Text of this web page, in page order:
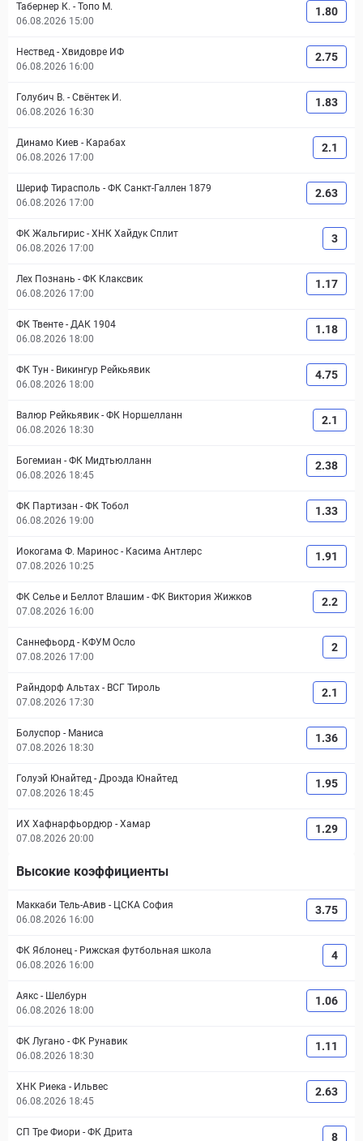
Табернер К. - Топо М.
06.08.2026 15:00
1.80
Нествед - Хвидовре ИФ
06.08.2026 16:00
2.75
Голубич В. - Свёнтек И.
06.08.2026 16:30
1.83
Динамо Киев - Карабах
06.08.2026 17:00
2.1
Шериф Тирасполь - ФК Санкт-Галлен 1879
06.08.2026 17:00
2.63
ФК Жальгирис - ХНК Хайдук Сплит
06.08.2026 17:00
3
Лех Познань - ФК Клаксвик
06.08.2026 17:00
1.17
ФК Твенте - ДАК 1904
06.08.2026 18:00
1.18
ФК Тун - Викингур Рейкьявик
06.08.2026 18:00
4.75
Валюр Рейкьявик - ФК Норшелланн
06.08.2026 18:30
2.1
Богемиан - ФК Мидтьюлланн
06.08.2026 18:45
2.38
ФК Партизан - ФК Тобол
06.08.2026 19:00
1.33
Иокогама Ф. Маринос - Касима Антлерс
07.08.2026 10:25
1.91
ФК Селье и Беллот Влашим - ФК Виктория Жижков
07.08.2026 16:00
2.2
Саннефьорд - КФУМ Осло
07.08.2026 17:00
2
Райндорф Альтах - ВСГ Тироль
07.08.2026 17:30
2.1
Болуспор - Маниса
07.08.2026 18:30
1.36
Голуэй Юнайтед - Дроэда Юнайтед
07.08.2026 18:45
1.95
ИХ Хафнарфьордюр - Хамар
07.08.2026 20:00
1.29
Высокие коэффициенты
Маккаби Тель-Авив - ЦСКА София
06.08.2026 16:00
3.75
ФК Яблонец - Рижская футбольная школа
06.08.2026 16:00
4
Аякс - Шелбурн
06.08.2026 18:00
1.06
ФК Лугано - ФК Рунавик
06.08.2026 18:30
1.11
ХНК Риека - Ильвес
06.08.2026 18:45
2.63
СП Тре Фиори - ФК Дрита 8